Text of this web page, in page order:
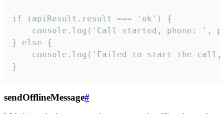
if (apiResult.result === 'ok') {
console.log('Call started, phone: ',
} else {
console.log('Failed to start the
}
sendOfflineMessage#